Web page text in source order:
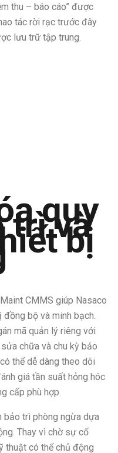
thu – báo cáo” được
tác rời rạc trước đây
lưu trữ tập trung.
quy
trì và
bị
CMMS giúp Nasaco
bộ và minh bạch.
mã quản lý riêng với
chữa và chu kỳ bảo
thể dễ dàng theo dõi
giá tần suất hỏng hóc
cấp phù hợp.
bảo trì phòng ngừa dựa
Thay vì chờ sự cố
thuật có thể chủ động